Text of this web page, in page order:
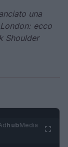
una
ecco
Shoulder
hubMedia